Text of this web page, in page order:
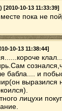
[2010-10-13 11:33:39]
пока не
10-13 11:38:44]
бабла.... и
выразился
лицухи